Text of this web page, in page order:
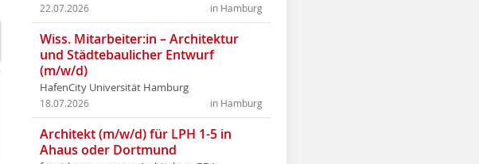
in Hamburg
22.07.2026
Wiss. Mitarbeiter:in – Architektur
und Städtebaulicher Entwurf
(m/w/d)
HafenCity Universität Hamburg
in Hamburg
18.07.2026
Architekt (m/w/d) für LPH 1-5 in
Ahaus oder Dortmund